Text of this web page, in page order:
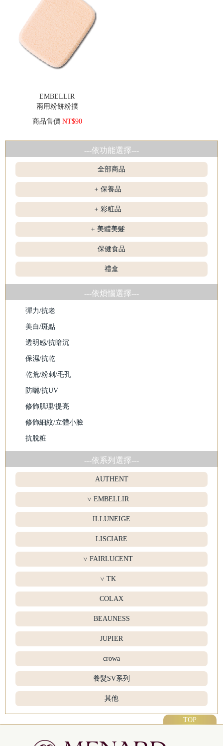
---依功能選擇---
全部商品
+ 保養品
+ 彩粧品
+ 美體美髮
保健食品
禮盒
---依煩惱選擇---
彈力/抗老
美白/斑點
透明感/抗暗沉
保濕/抗乾
乾荒/粉刺/毛孔
防曬/抗UV
修飾肌理/提亮
修飾細紋/立體小臉
抗脫粧
---依系列選擇---
AUTHENT
> EMBELLIR
ILLUNEIGE
LISCIARE
> FAIRLUCENT
> TK
COLAX
BEAUNESS
JUPIER
crowa
養髮SV系列
其他
EMBELLIR
兩用粉餅粉撲
商品售價NT$90
TOP